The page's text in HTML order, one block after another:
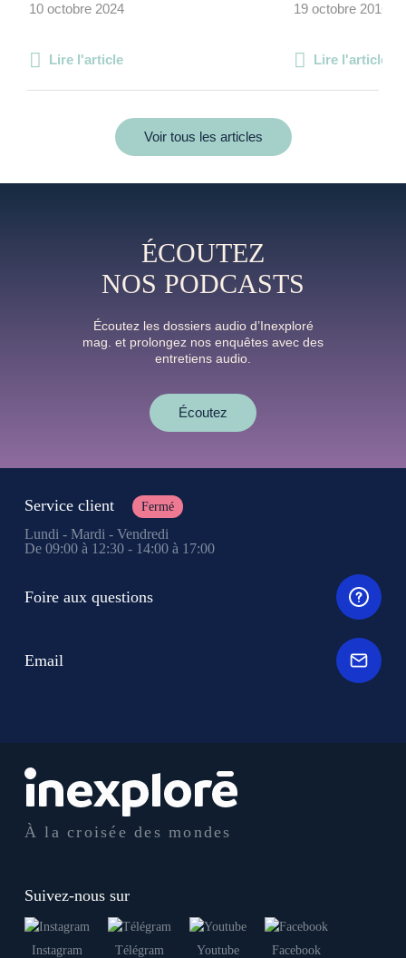
10 octobre 2024
Lire l'article
19 octobre 2016
Lire l'article
Voir tous les articles
ÉCOUTEZ
NOS PODCASTS
Écoutez les dossiers audio d’Inexploré
mag. et prolongez nos enquêtes avec des
entretiens audio.
Écoutez
À la croisée des mondes
Suivez-nous sur
Instagram Télégram Youtube Facebook
Service client Fermé
Lundi - Mardi - Vendredi
De 09:00 à 12:30 - 14:00 à 17:00
Foire aux questions
Email